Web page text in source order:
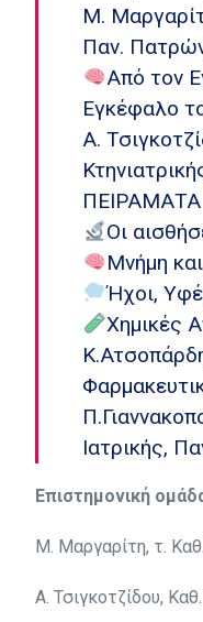
Μ.
Παν.
Από τον
Εγκέφαλο
Α.
ΠΕΙΡΑΜΑΤΑ
Οι
Μνήμη
Ήχοι,
Χημικές
Ιατρικής,
Επιστημονική
Μ. Μαργαρίτη, τ.
Α. Τσιγκοτζίδου,